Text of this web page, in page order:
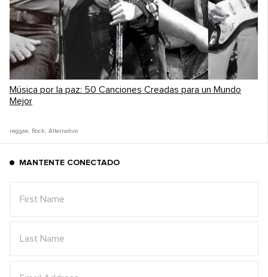
Música por la paz: 50 Canciones Creadas para un Mundo
Mejor
reggae, Rock , Alternativo
MANTENTE CONECTADO